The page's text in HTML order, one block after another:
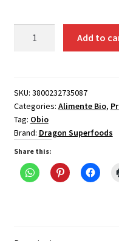
cocos
bio
450g
Dragon
Superfoods
quantity
Add to
SKU: 3800232735087
Categories: Alimente Bio,
Tag: Obio
Brand: Dragon Superfoods
Share this: